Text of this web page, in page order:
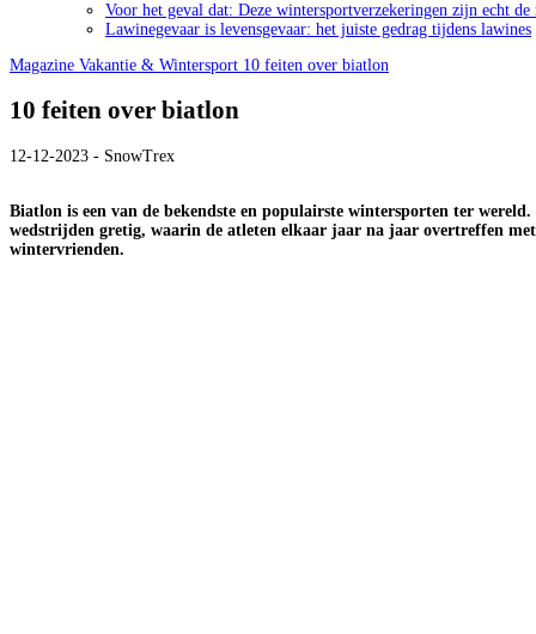
Voor het geval dat: Deze wintersportverzekeringen zijn echt de
Lawinegevaar is levensgevaar: het juiste gedrag tijdens lawines
Magazine Vakantie & Wintersport 10 feiten over biatlon
10 feiten over biatlon
12-12-2023 - SnowTrex
Biatlon is een van de bekendste en populairste wintersporten ter
wedstrijden gretig, waarin de atleten elkaar jaar na jaar overtreffen met
wintervrienden.